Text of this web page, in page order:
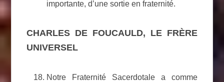
importante, d’une sortie en fraternité.
CHARLES DE FOUCAULD, LE FRÈRE
UNIVERSEL
Notre Fraternité Sacerdotale a comme